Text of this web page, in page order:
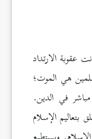
عقوبة الارتداد
هي الموت؛
في الدين.
الإسلام